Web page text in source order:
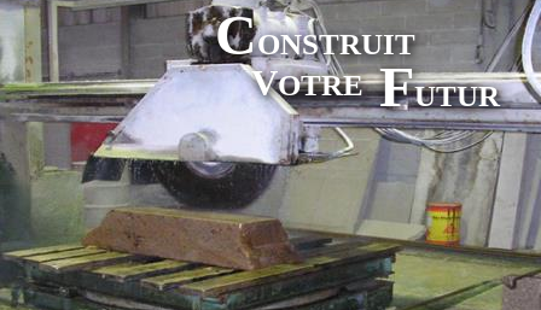
CONSTRUIT
VOTRE FUTUR